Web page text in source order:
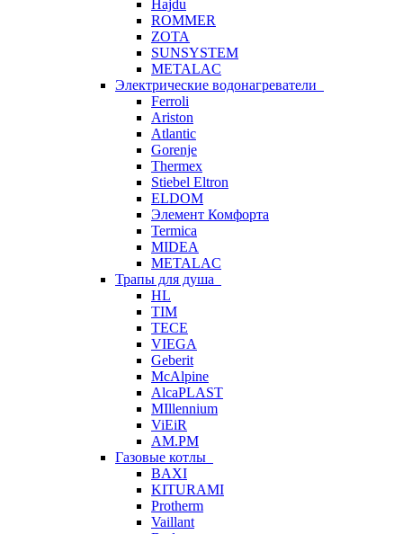
Hajdu
ROMMER
ZOTA
SUNSYSTEM
METALAC
Электрические водонагреватели
Ferroli
Ariston
Atlantic
Gorenje
Thermex
Stiebel Eltron
ELDOM
Элемент Комфорта
Termica
MIDEA
METALAC
Трапы для душа
HL
TIM
TECE
VIEGA
Geberit
McAlpine
AlcaPLAST
MIllennium
ViEiR
AM.PM
Газовые котлы
BAXI
KITURAMI
Protherm
Vaillant